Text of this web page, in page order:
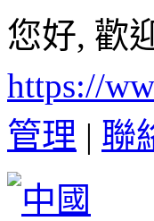
您好, 歡
https://
管理 | 聯